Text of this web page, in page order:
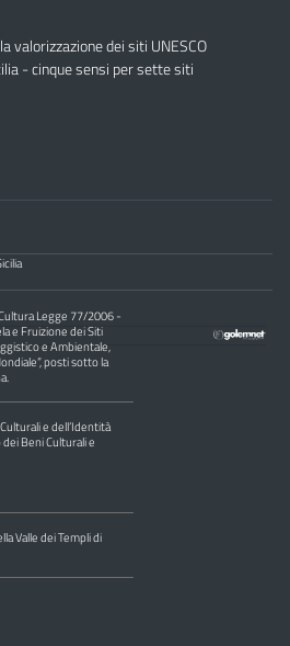
valorizzazione dei siti UNESCO
- cinque sensi per sette siti
Legge 77/2006 -
e Fruizione dei Siti
e Ambientale,
posti sotto la
e dell’Identità
Beni Culturali e
Valle dei Templi di